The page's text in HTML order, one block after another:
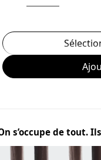
s’occupe de tout.